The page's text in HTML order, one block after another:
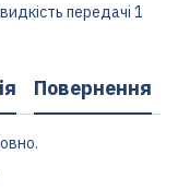
передачі 1
Повернення